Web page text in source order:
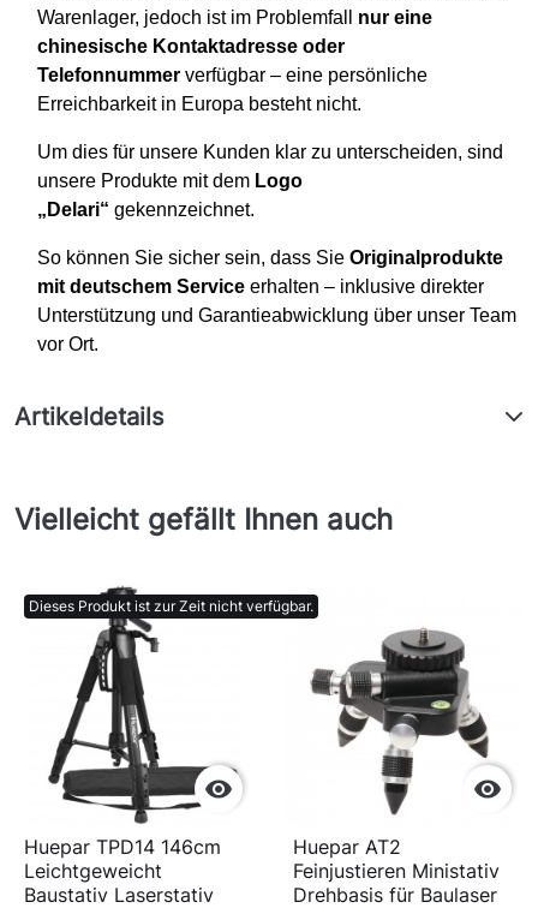
Warenlager, jedoch ist im Problemfall nur eine
chinesische Kontaktadresse oder
Telefonnummer verfügbar – eine persönliche
Erreichbarkeit in Europa besteht nicht.
Um dies für unsere Kunden klar zu unterscheiden, sind
unsere Produkte mit dem Logo
„Delari“ gekennzeichnet.
So können Sie sicher sein, dass SieOriginalprodukte
mit deutschem Service erhalten – inklusive direkter
Unterstützung und Garantieabwicklung über unser Team
vor Ort.
Artikeldetails
Vielleicht gefällt Ihnen auch
Dieses Produkt ist zur Zeit nicht verfügbar.

Huepar TPD14 146cm
Leichtgeweicht
Baustativ Laserstativ

Huepar AT2
Feinjustieren Ministativ
Drehbasis für Baulaser